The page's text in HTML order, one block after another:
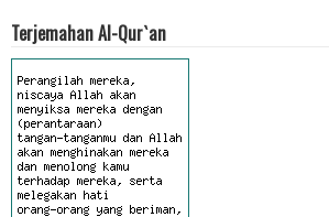
Terjemahan Al-Qur`an